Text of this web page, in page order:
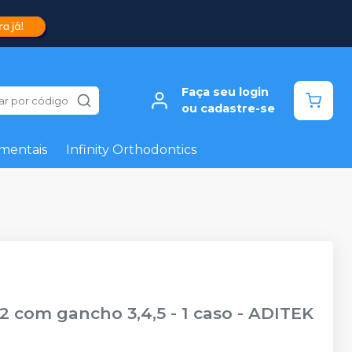
por código
Faça seu login
ou cadastre-se
Infinity Orthodontics
gancho 3,4,5 - 1 caso -ADITEK